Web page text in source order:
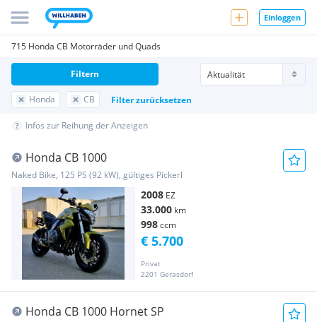
Einloggen
715 Honda CB Motorräder und Quads
Honda CB Filter zurücksetzen
Filtern
Infos zur Reihung der Anzeigen
Honda CB 1000
Naked Bike, 125 PS (92 kW), gültiges Pickerl
2008 EZ
33.000 km
998ccm
Privat
2201 Gerasdorf
€ 5.700
Honda CB 1000 Hornet SP